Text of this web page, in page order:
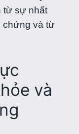
từ sự nhất
chứng và từ
và